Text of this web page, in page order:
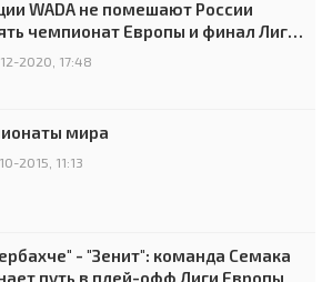
WADA не помешают России
чемпионат Европы и финал Лиги
2020, 17:48
мира
2015, 11:13
- "Зенит": команда Семака
путь в плей-офф Лиги Европы